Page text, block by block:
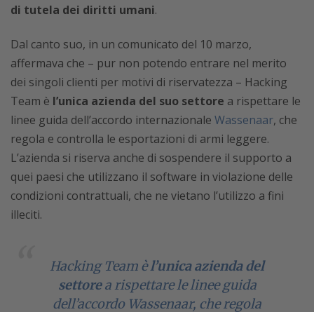
di tutela dei diritti umani.
Dal canto suo, in un comunicato del 10 marzo,
affermava che – pur non potendo entrare nel merito
dei singoli clienti per motivi di riservatezza – Hacking
Team è l’unica azienda del suo settore a rispettare le
linee guida dell’accordo internazionale Wassenaar, che
regola e controlla le esportazioni di armi leggere.
L’azienda si riserva anche di sospendere il supporto a
quei paesi che utilizzano il software in violazione delle
condizioni contrattuali, che ne vietano l’utilizzo a fini
illeciti.
Hacking Team èl’unica azienda del
settorea rispettare le linee guida
dell’accordo Wassenaar, che regola